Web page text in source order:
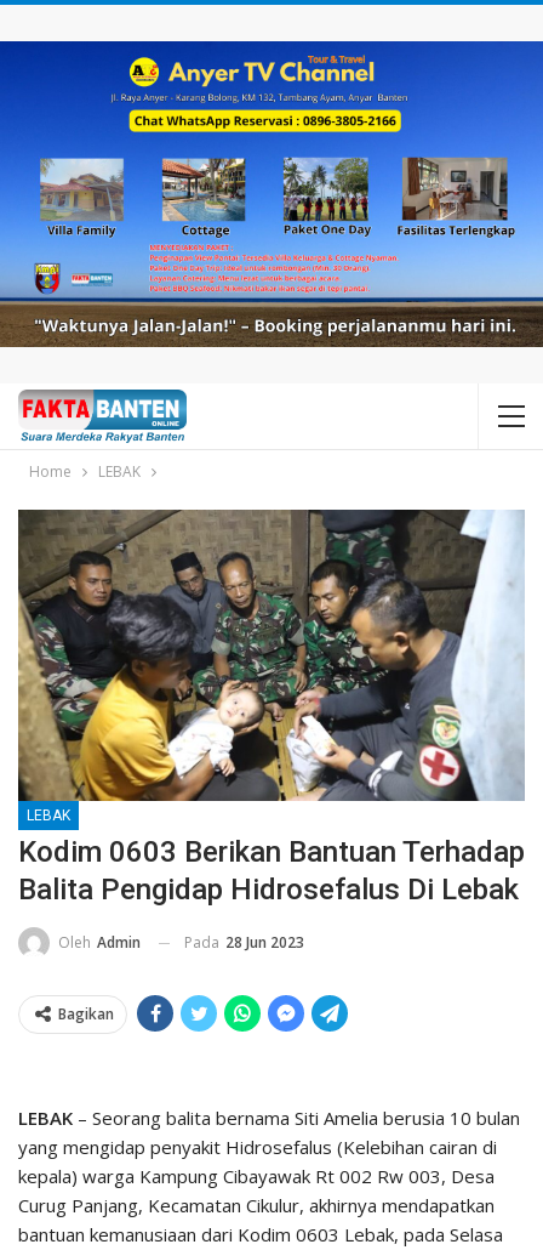
Home LEBAK
LEBAK
Kodim 0603 Berikan Bantuan Terhadap
Balita Pengidap Hidrosefalus Di Lebak
Oleh Admin Pada 28 Jun 2023
Bagikan
LEBAK – Seorang balita bernama Siti Amelia berusia 10 bulan
yang mengidap penyakit Hidrosefalus (Kelebihan cairan di
kepala) warga Kampung Cibayawak Rt 002 Rw 003, Desa
Curug Panjang, Kecamatan Cikulur, akhirnya mendapatkan
bantuan kemanusiaan dari Kodim 0603 Lebak, pada Selasa